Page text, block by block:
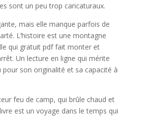
sont un peu trop caricaturaux.
mais elle manque parfois de
L’histoire est une montagne
qui gratuit pdf fait monter et
Un lecture en ligne qui mérite
pour son originalité et sa capacité à
feu de camp, qui brûle chaud et
est un voyage dans le temps qui